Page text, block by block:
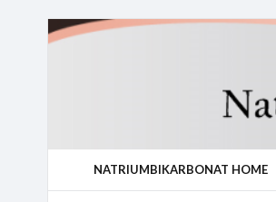
NATRIUMBIKARBONAT HOME